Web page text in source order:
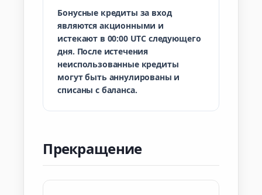
Бонусные кредиты за вход
являются акционными и
истекают в 00:00 UTC следующего
дня. После истечения
неиспользованные кредиты
могут быть аннулированы и
списаны с баланса.
Прекращение